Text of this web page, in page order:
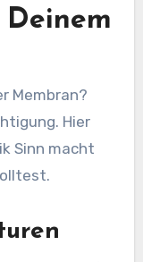
Membran?
Hier
Sinn macht